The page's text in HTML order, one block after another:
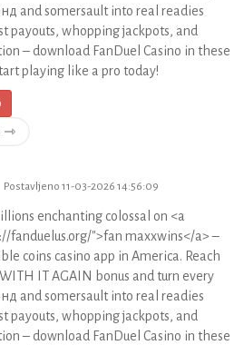
and somersault into real readies
payouts, whopping jackpots, and
– download FanDuel Casino in these
playing like a pro today!
⇾
Postavljeno 11-03-2026 14:56:09
enchanting colossal on <a
fanduelus.org/">fan maxxwins</a> –
coins casino app in America. Reach
IT AGAIN bonus and turn every
and somersault into real readies
payouts, whopping jackpots, and
– download FanDuel Casino in these